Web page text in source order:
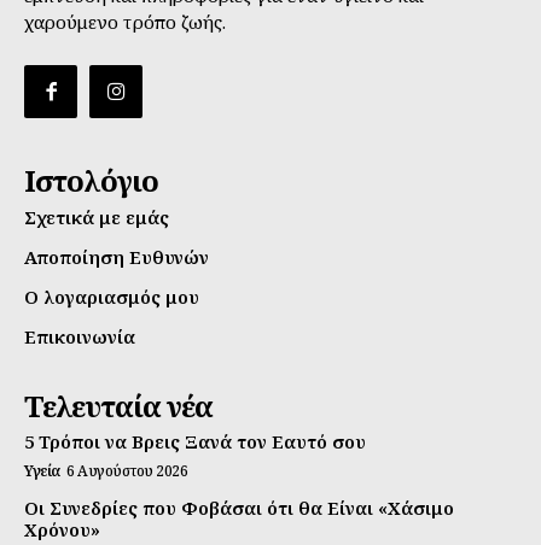
χαρούμενο τρόπο ζωής.
Ιστολόγιο
Σχετικά με εμάς
Αποποίηση Ευθυνών
Ο λογαριασμός μου
Επικοινωνία
Τελευταία νέα
5 Τρόποι να Βρεις Ξανά τον Εαυτό σου
Υγεία 6 Αυγούστου 2026
Οι Συνεδρίες που Φοβάσαι ότι θα Είναι «Χάσιμο
Χρόνου»